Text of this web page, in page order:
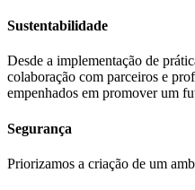
Sustentabilidade
Desde a implementação de
colaboração com parceiros e
empenhados em promover um
Segurança
Priorizamos a criação de um